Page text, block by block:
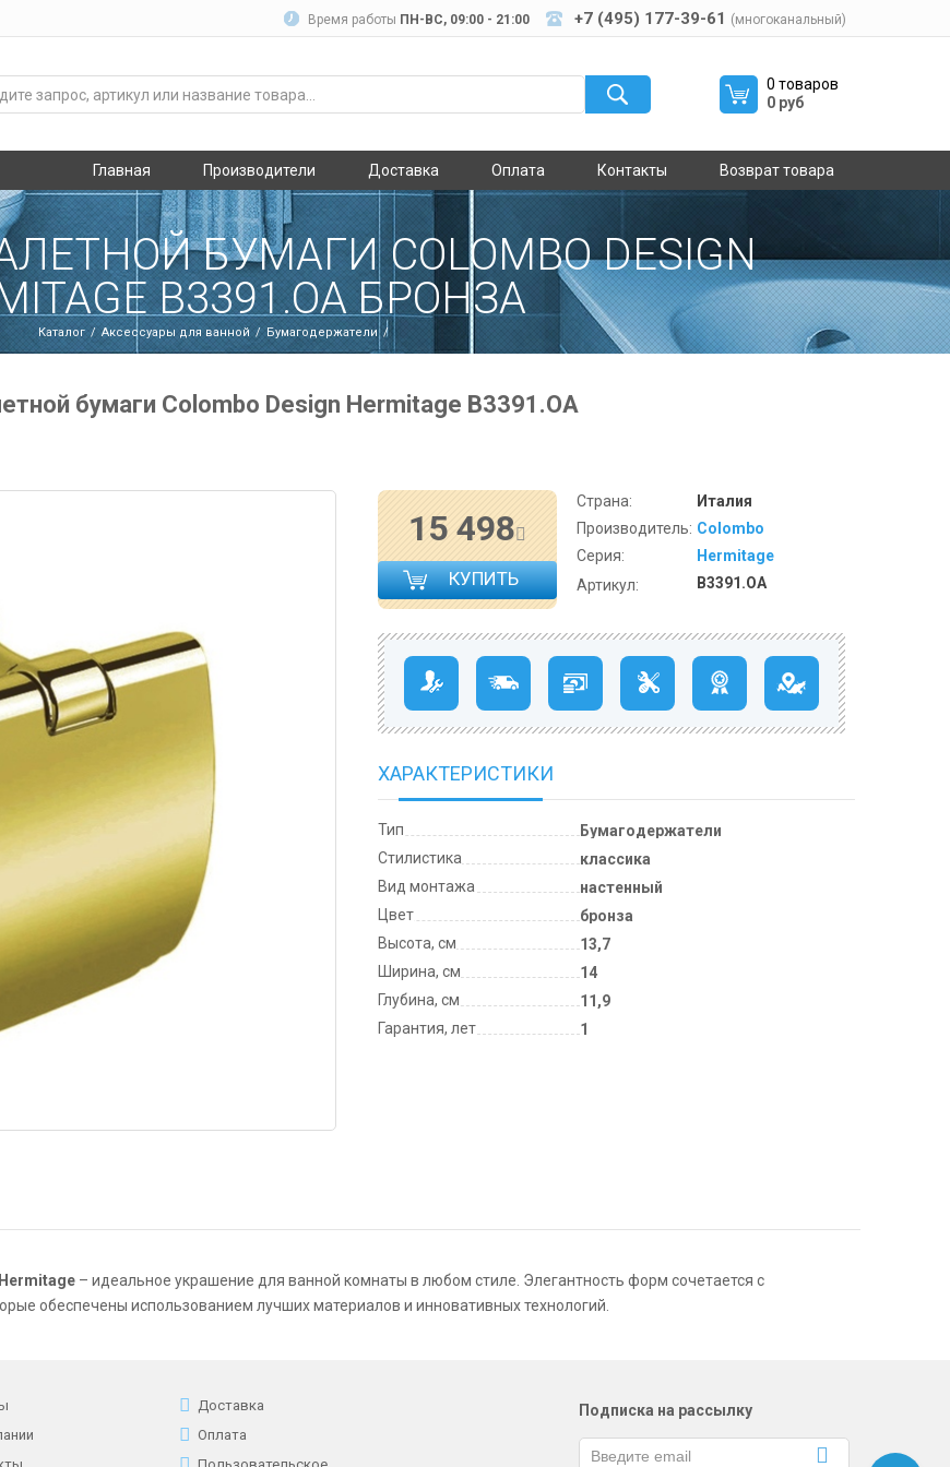
Время работы ПН-ВC, 09:00 - 21:00 +7 (495) 177-39-61 (многоканальный)
0 товаров
0 руб
Главная Производители Доставка Оплата Контакты Возврат товара
БУМАГИ COLOMBO DESIGN
B3391.OA БРОНЗА
Каталог Аксессуары для ванной Бумагодержатели
бумаги Colombo Design Hermitage B3391.OA
15 498
КУПИТЬ
Страна:
Италия
Производитель: Colombo
Серия:
Hermitage
Артикул:
В3391.OA
ХАРАКТЕРИСТИКИ
Тип
Бумагодержатели
Cтилистика
классика
Вид монтажа
настенный
Цвет
бронза
Высота, см
13,7
Ширина, см
14
Глубина, см
11,9
Гарантия, лет
1
– идеальное украшение для ванной комнаты в любом стиле. Элегантность форм сочетается с
обеспечены использованием лучших материалов и инновативных технологий.
Доставка
Оплата
Подписка на рассылку